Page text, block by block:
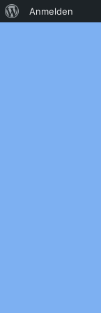
Über
Anmelden